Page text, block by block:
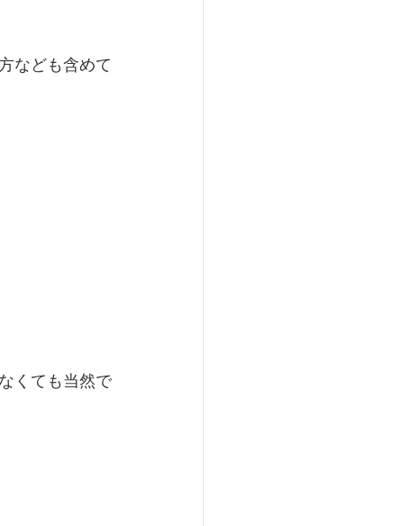
なども含めて
くても当然で